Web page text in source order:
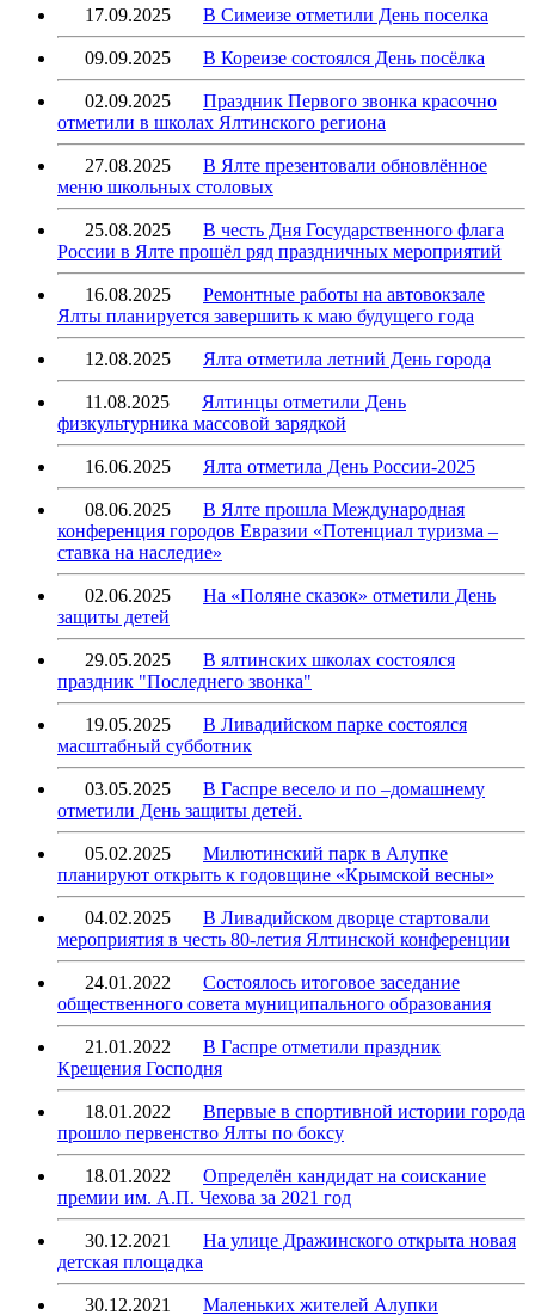
17.09.2025 В Симеизе отметили День поселка
09.09.2025 В Кореизе состоялся День посёлка
02.09.2025
Праздник Первого звонка красочно
отметили в школах Ялтинского региона
27.08.2025
В Ялте презентовали обновлённое
меню школьных столовых
25.08.2025
В честь Дня Государственного флага
России в Ялте прошёл ряд праздничных мероприятий
16.08.2025
Ремонтные работы на автовокзале
Ялты планируется завершить к маю будущего года
12.08.2025 Ялта отметила летний День города
11.08.2025
Ялтинцы отметили День
физкультурника массовой зарядкой
16.06.2025 Ялта отметила День России-2025
08.06.2025
В Ялте прошла Международная
конференция городов Евразии «Потенциал туризма –
ставка на наследие»
02.06.2025
На «Поляне сказок» отметили День
защиты детей
29.05.2025
В ялтинских школах состоялся
праздник "Последнего звонка"
19.05.2025
В Ливадийском парке состоялся
масштабный субботник
03.05.2025
В Гаспре весело и по –домашнему
отметили День защиты детей.
05.02.2025
Милютинский парк в Алупке
планируют открыть к годовщине «Крымской весны»
04.02.2025
В Ливадийском дворце стартовали
мероприятия в честь 80-летия Ялтинской конференции
24.01.2022
Состоялось итоговое заседание
общественного совета муниципального образования
21.01.2022
В Гаспре отметили праздник
Крещения Господня
18.01.2022
Впервые в спортивной истории города
прошло первенство Ялты по боксу
18.01.2022
Определён кандидат на соискание
премии им. А.П. Чехова за 2021 год
30.12.2021
На улице Дражинского открыта новая
детская площадка
30.12.2021 Маленьких жителей Алупки